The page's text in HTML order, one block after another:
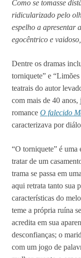
Como se tomasse
ridicularizado pelo
espelho a apresentar
egocêntrico e
Dentre os dramas
torniquete” e
teatrais do autor
com mais de 40
romance O falecido
caracterizava por
“O torniquete” é uma
tratar de um
trama se passa em
aqui retrata tanto sua
características do
teme a própria ruína
acredita em sua
desconfianças; o
com um jogo de